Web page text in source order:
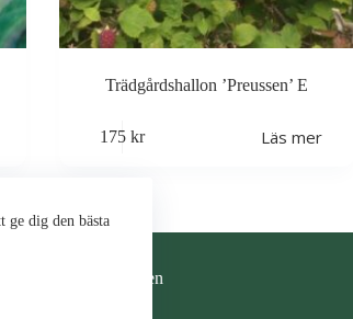
ge dig den bästa
Trädgårdshallon ’Preussen’ E
175 kr Läs mer
Om Butiken
dig den bästa